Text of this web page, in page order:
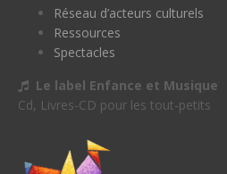
Réseau d’acteurs culturels
Ressources
Spectacles
Le label Enfance et Musique
Cd, Livres-CD pour les tout-petits